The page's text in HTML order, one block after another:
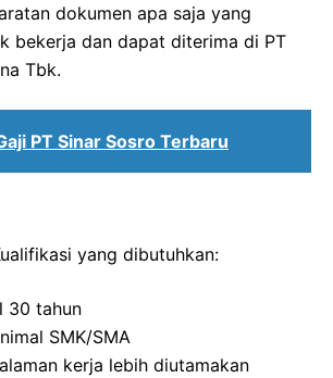
dokumen apa saja yang
bekerja dan dapat diterima di PT
Tbk.
PT Sinar Sosro Terbaru
yang dibutuhkan:
30 tahun
SMK/SMA
kerja lebih diutamakan